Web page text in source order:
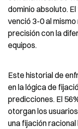
dominio absoluto.
venció 3-0 al
precisión con la
equipos.
Este historial de
en la lógica de
predicciones. El
otorgan los
una fijación